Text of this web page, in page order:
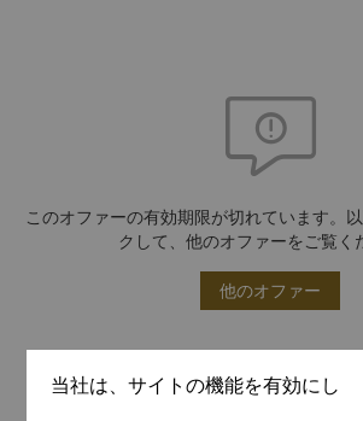
このオファーの有効期限が切れています。
クして、他のオファーをご覧く
他のオファー
当社は、サイトの機能を有効にし